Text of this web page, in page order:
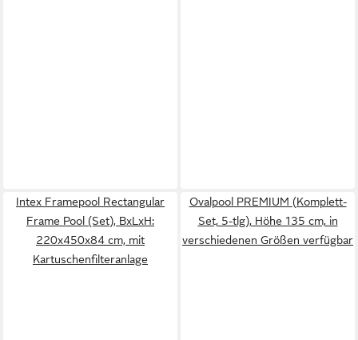
Intex Framepool Rectangular
Frame Pool (Set), BxLxH:
220x450x84 cm, mit
Kartuschenfilteranlage
Ovalpool PREMIUM (Komplett-
Set, 5-tlg), Höhe 135 cm, in
verschiedenen Größen verfügbar